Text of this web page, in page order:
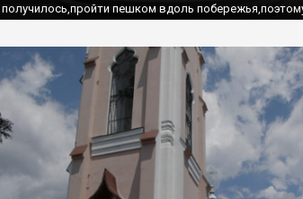
получилось,пройти пешком вдоль